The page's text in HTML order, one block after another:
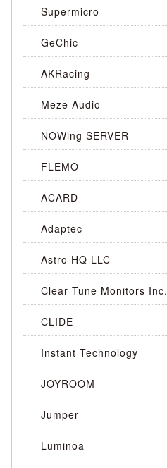
Supermicro
GeChic
AKRacing
Meze Audio
NOWing SERVER
FLEMO
ACARD
Adaptec
Astro HQ LLC
Clear Tune Monitors Inc.
CLIDE
Instant Technology
JOYROOM
Jumper
Luminoa